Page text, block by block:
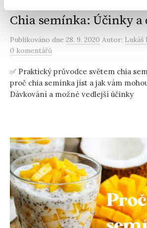
Chia semínka: Účinky a
Publikováno dne 28. 9. 2020 Autor: Lukáš
0 komentářů
✅ Praktický průvodce světem chia
proč chia semínka jíst a jak vám
Dávkování a možné vedlejší účinky